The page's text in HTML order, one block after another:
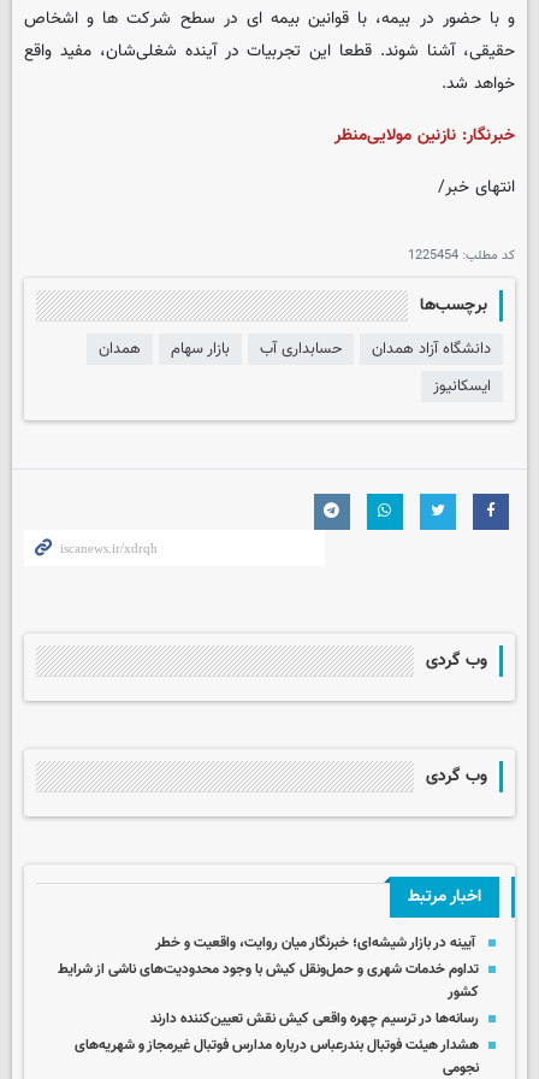
و با حضور در بیمه، با قوانین بیمه ای در سطح شرکت ها و اشخاص
حقیقی، آشنا شوند. قطعا این تجربیات در آینده شغلی‌شان، مفید واقع
خواهد شد.
خبرنگار: نازنین مولایی‌منظر
انتهای خبر/
کد مطلب: 1225454
برچسب‌ها
دانشگاه آزاد همدان حسابداری آب بازار سهام
همدان
ایسکانیوز
وب گردی
وب گردی
اخبار مرتبط
آیینه در بازار شیشه‌ای؛ خبرنگار میان روایت، واقعیت و خطر
تداوم خدمات شهری و حمل‌ونقل کیش با وجود محدودیت‌های ناشی از شرایط
کشور
رسانه‌ها در ترسیم چهره واقعی کیش نقش تعیین‌کننده دارند
هشدار هیئت فوتبال بندرعباس درباره مدارس فوتبال غیرمجاز و شهریه‌های
نجومی